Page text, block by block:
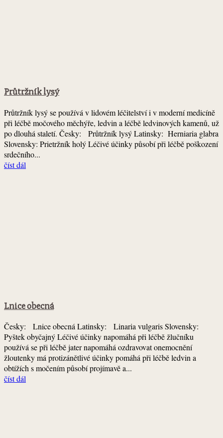
Průtržník lysý
Průtržník lysý se používá v lidovém léčitelství i v moderní medicíně
při léčbě močového měchýře, ledvin a léčbě ledvinových kamenů, už
po dlouhá staletí. Česky: Průtržník lysý Latinsky: Herniaria glabra
Slovensky: Prietržník holý Léčivé účinky působí při léčbě poškození
srdečního...
číst dál
Lnice obecná
Česky: Lnice obecná Latinsky: Linaria vulgaris Slovensky:
Pyštek obyčajný Léčivé účinky napomáhá při léčbě žlučníku
používá se při léčbě jater napomáhá ozdravovat onemocnění
žloutenky má protizánětlivé účinky pomáhá při léčbě ledvin a
obtížích s močením působí projímavě a...
číst dál